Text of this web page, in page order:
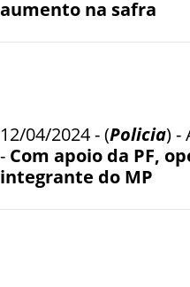
aumento na safra
12/04/2024 - (Policia) -
- Com apoio da PF,
integrante do MP